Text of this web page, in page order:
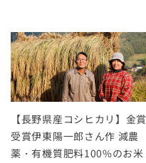
【長野県産コシヒカリ】金賞
受賞伊東陽一郎さん作 減農
薬・有機質肥料100%のお米